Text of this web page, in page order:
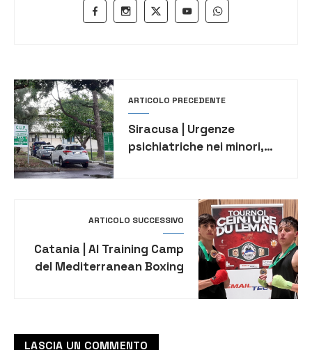
ARTICOLO PRECEDENTE
Siracusa | Urgenze
psichiatriche nei minori,
ARTICOLO SUCCESSIVO
Catania | Al Training Camp
del Mediterranean Boxing
LASCIA UN COMMENTO